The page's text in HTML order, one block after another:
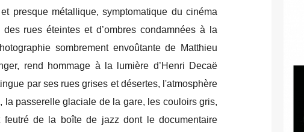
presque métallique, symptomatique du cinéma
rues éteintes et d’ombres condamnées à la
sombrement envoûtante de Matthieu
rend hommage à la lumière d’Henri Decaë
par ses rues grises et désertes, l'atmosphère
la passerelle glaciale de la gare, les couloirs gris,
de la boîte de jazz dont le documentaire